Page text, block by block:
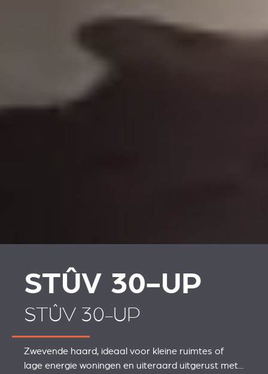
STÛV 30-UP
STÛV 30-UP
Zwevende haard, ideaal voor kleine ruimtes of
lage energie woningen en uiteraard uitgerust met...